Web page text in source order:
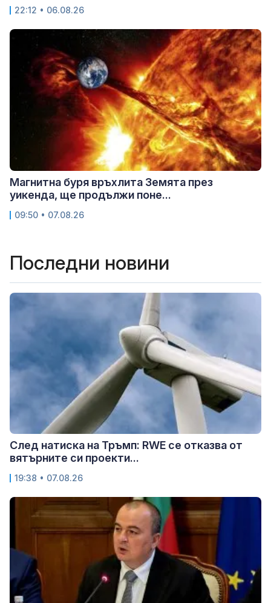
22:12 • 06.08.26
Магнитна буря връхлита Земята през
уикенда, ще продължи поне...
09:50 • 07.08.26
Последни новини
След натиска на Тръмп: RWE се отказва от
вятърните си проекти...
19:38 • 07.08.26